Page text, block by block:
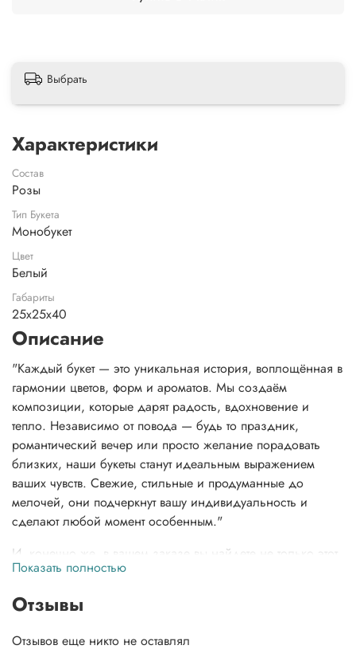
Выбрать
Характеристики
Состав
Розы
Тип Букета
Монобукет
Цвет
Белый
Габариты
25x25x40
Описание
"Каждый букет — это уникальная история, воплощённая в
гармонии цветов, форм и ароматов. Мы создаём
композиции, которые дарят радость, вдохновение и
тепло. Независимо от повода — будь то праздник,
романтический вечер или просто желание порадовать
близких, наши букеты станут идеальным выражением
ваших чувств. Свежие, стильные и продуманные до
мелочей, они подчеркнут вашу индивидуальность и
сделают любой момент особенным."
И, конечно же, в вашем заказе вы найдете не только этот
неповторимый букет, но и нашу фирменную открытку,
заботе о цветах, чтобы сохранить их свежесть, и даже
своей красотой.
Показать полностью
Отзывы
Отзывов еще никто не оставлял